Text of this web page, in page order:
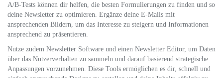
A/B-Tests können dir helfen, die besten Formulierungen zu finden und so
deine Newsletter zu optimieren. Ergänze deine E-Mails mit
ansprechenden Bildern, um das Interesse zu steigern und Informationen
ansprechend zu präsentieren.
Nutze zudem Newsletter Software und einen Newsletter Editor, um Daten
über das Nutzerverhalten zu sammeln und darauf basierend strategische
Anpassungen vorzunehmen. Diese Tools ermöglichen es dir, schnell und